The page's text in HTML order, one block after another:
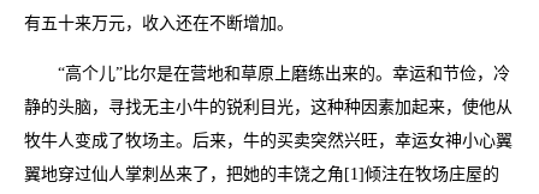
有五十来万元，收入还在不断增加。
“高个儿”比尔是在营地和草原上磨练出来的。幸运和节俭，冷
静的头脑，寻找无主小牛的锐利目光，这种种因素加起来，使他从
牧牛人变成了牧场主。后来，牛的买卖突然兴旺，幸运女神小心翼
翼地穿过仙人掌刺丛来了，把她的丰饶之角[1]倾注在牧场庄屋的